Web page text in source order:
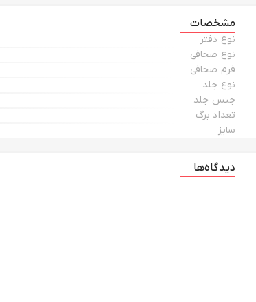
مشخصات
نوع دفتر
نوع صحافی
فرم صحافی
نوع جلد
جنس جلد
تعداد برگ
سایز
دیدگاه‌ها